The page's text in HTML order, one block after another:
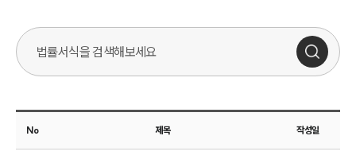
형사 주요 업무사례
사례분석/최신동향
형사 법률정보
법률지식인
업무분야
No 제목 작성일